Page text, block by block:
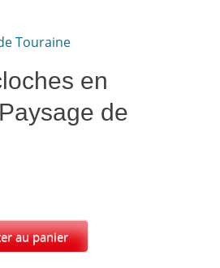
Touraine
en
de
au panier